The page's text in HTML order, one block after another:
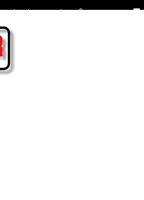
Oslagbara priser året om